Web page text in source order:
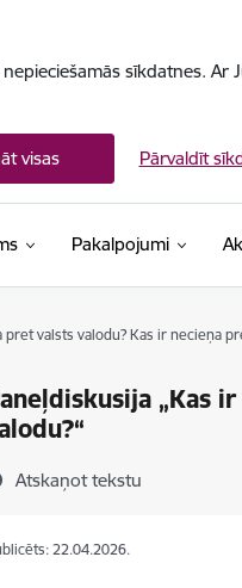
sīkdatnes.
visas Pārvaldīt
Pakalpojumi
valsts valodu? Kas ir necieņa
„Kas
Atskaņot tekstu
22.04.2026.